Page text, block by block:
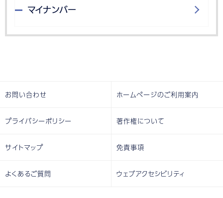
マイナンバー
お問い合わせ ホームページのご利用案内
プライバシーポリシー 著作権について
サイトマップ 免責事項
よくあるご質問 ウェブアクセシビリティ